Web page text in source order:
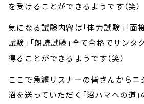
を受けることができるようです（笑）
気になる試験内容は「体力試験」「面
試験」「朗読試験」全て合格でサン
得ることができるようです（笑）
ここで急遽リスナーの皆さんから
沼を送っていただく「沼ハマへの道